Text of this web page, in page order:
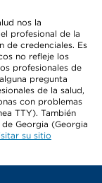
nos la
profesional de la
de credenciales. Es
no refleje los
profesionales de
pregunta
de la salud,
con problemas
TTY). También
Georgia (Georgia
su sitio